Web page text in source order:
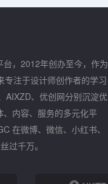
，2012年创办至今，作为
专注于设计师创作者的学习
AIXZD、优创网分别沉淀优
内容、服务的多元化平
在微博、微信、小红书、
过千万。